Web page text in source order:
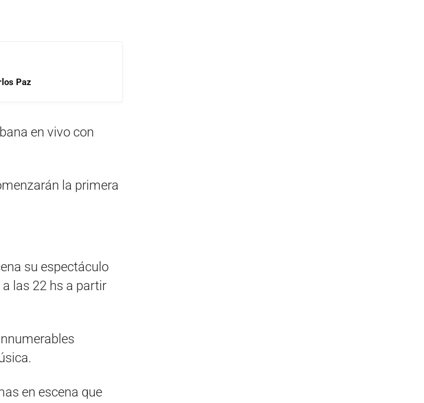
Paz
en vivo con
la primera
su espectáculo
las 22 hs a partir
en escena que